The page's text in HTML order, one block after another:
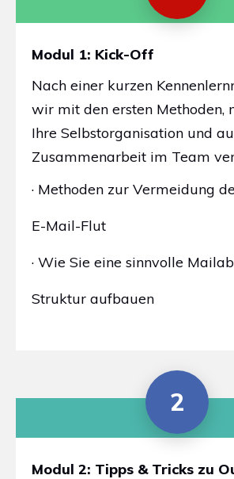
Modul 1: Kick-Off
Nach einer kurzen
wir mit den ersten Methoden,
Ihre Selbstorganisation und
Zusammenarbeit im Team
· Methoden zur Vermeidung
E-Mail-Flut
· Wie Sie eine sinnvolle
Struktur aufbauen
2
Modul 2: Tipps & Tricks zu